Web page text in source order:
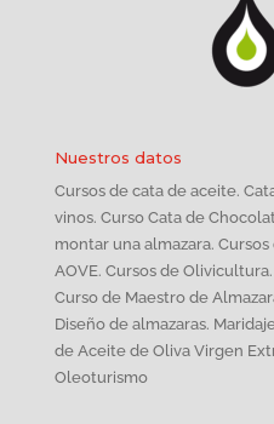
Nuestros datos
Cursos de cata de aceite.
vinos. Curso Cata de
montar una almazara.
AOVE. Cursos de
Curso de Maestro de
Diseño de almazaras.
de Aceite de Oliva Virgen
Oleoturismo